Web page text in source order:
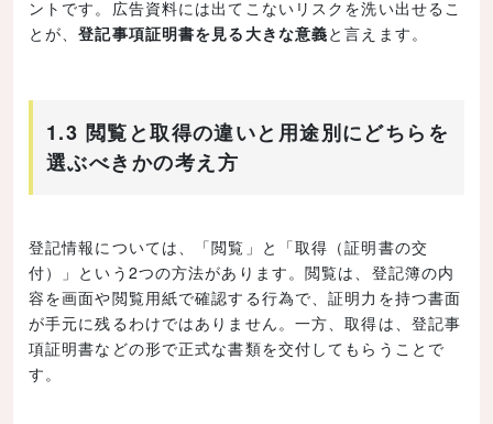
ントです。広告資料には出てこないリスクを洗い出せるこ
とが、登記事項証明書を見る大きな意義と言えます。
1.3 閲覧と取得の違いと用途別にどちらを
選ぶべきかの考え方
登記情報については、「閲覧」と「取得（証明書の交
付）」という2つの方法があります。閲覧は、登記簿の内
容を画面や閲覧用紙で確認する行為で、証明力を持つ書面
が手元に残るわけではありません。一方、取得は、登記事
項証明書などの形で正式な書類を交付してもらうことで
す。